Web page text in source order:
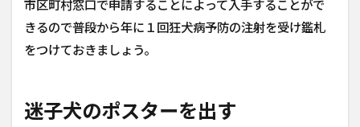
る
5
マ
チ
市区町村窓口で申請することによって入手することがで
きるので普段から年に１回狂犬病予防の注射を受け鑑札
をつけておきましょう。
迷子犬のポスターを出す